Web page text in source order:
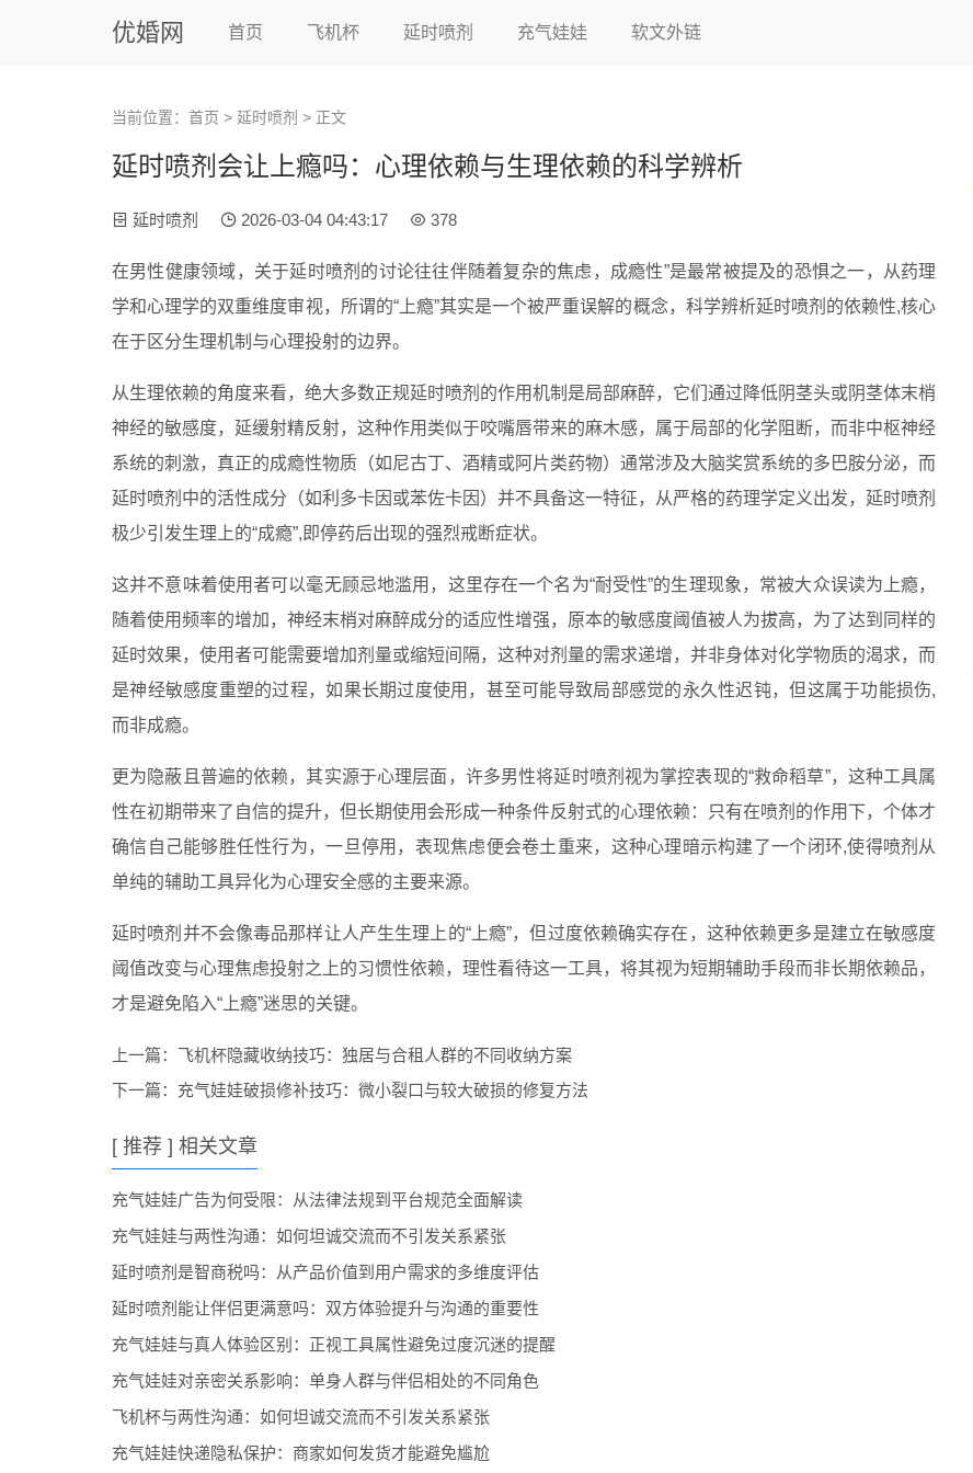
优婚网 首页 飞机杯 延时喷剂 充气娃娃 软文外链
当前位置： 首页 > 延时喷剂 > 正文
延时喷剂会让上瘾吗：心理依赖与生理依赖的科学辨析
延时喷剂 2026-03-04 04:43:17 378
在男性健康领域，关于延时喷剂的讨论往往伴随着复杂的焦虑，成瘾性”是最常被提及的恐惧之一，从药理
学和心理学的双重维度审视，所谓的“上瘾”其实是一个被严重误解的概念，科学辨析延时喷剂的依赖性,核心
在于区分生理机制与心理投射的边界。
从生理依赖的角度来看，绝大多数正规延时喷剂的作用机制是局部麻醉，它们通过降低阴茎头或阴茎体末梢
神经的敏感度，延缓射精反射，这种作用类似于咬嘴唇带来的麻木感，属于局部的化学阻断，而非中枢神经
系统的刺激，真正的成瘾性物质（如尼古丁、酒精或阿片类药物）通常涉及大脑奖赏系统的多巴胺分泌，而
延时喷剂中的活性成分（如利多卡因或苯佐卡因）并不具备这一特征，从严格的药理学定义出发，延时喷剂
极少引发生理上的“成瘾”,即停药后出现的强烈戒断症状。
这并不意味着使用者可以毫无顾忌地滥用，这里存在一个名为“耐受性”的生理现象，常被大众误读为上瘾，
随着使用频率的增加，神经末梢对麻醉成分的适应性增强，原本的敏感度阈值被人为拔高，为了达到同样的
延时效果，使用者可能需要增加剂量或缩短间隔，这种对剂量的需求递增，并非身体对化学物质的渴求，而
是神经敏感度重塑的过程，如果长期过度使用，甚至可能导致局部感觉的永久性迟钝，但这属于功能损伤,
而非成瘾。
更为隐蔽且普遍的依赖，其实源于心理层面，许多男性将延时喷剂视为掌控表现的“救命稻草”，这种工具属
性在初期带来了自信的提升，但长期使用会形成一种条件反射式的心理依赖：只有在喷剂的作用下，个体才
确信自己能够胜任性行为，一旦停用，表现焦虑便会卷土重来，这种心理暗示构建了一个闭环,使得喷剂从
单纯的辅助工具异化为心理安全感的主要来源。
延时喷剂并不会像毒品那样让人产生生理上的“上瘾”，但过度依赖确实存在，这种依赖更多是建立在敏感度
阈值改变与心理焦虑投射之上的习惯性依赖，理性看待这一工具，将其视为短期辅助手段而非长期依赖品，
才是避免陷入“上瘾”迷思的关键。
上一篇： 飞机杯隐藏收纳技巧：独居与合租人群的不同收纳方案
下一篇： 充气娃娃破损修补技巧：微小裂口与较大破损的修复方法
[ 推荐 ] 相关文章
充气娃娃广告为何受限：从法律法规到平台规范全面解读
充气娃娃与两性沟通：如何坦诚交流而不引发关系紧张
延时喷剂是智商税吗：从产品价值到用户需求的多维度评估
延时喷剂能让伴侣更满意吗：双方体验提升与沟通的重要性
充气娃娃与真人体验区别：正视工具属性避免过度沉迷的提醒
充气娃娃对亲密关系影响：单身人群与伴侣相处的不同角色
飞机杯与两性沟通：如何坦诚交流而不引发关系紧张
充气娃娃快递隐私保护：商家如何发货才能避免尴尬